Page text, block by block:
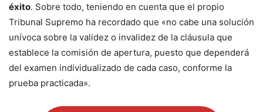
éxito. Sobre todo, teniendo en cuenta que el propio
Tribunal Supremo ha recordado que «no cabe una solución
unívoca sobre la validez o invalidez de la cláusula que
establece la comisión de apertura, puesto que dependerá
del examen individualizado de cada caso, conforme la
prueba practicada».